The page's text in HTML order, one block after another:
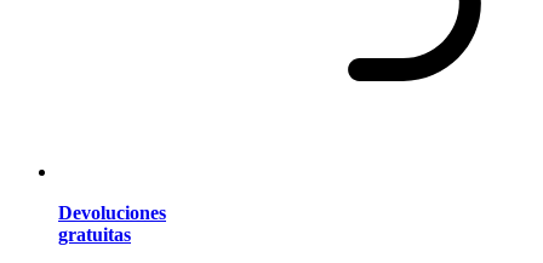
Devoluciones
gratuitas